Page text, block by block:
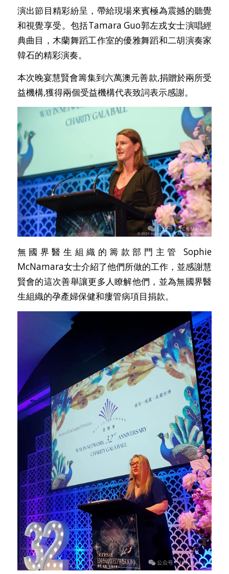
演出節目精彩紛呈，帶給現場來賓極為震撼的聽覺
和視覺享受。包括Tamara Guo郭左戎女士演唱經
典曲目，木蘭舞蹈工作室的優雅舞蹈和二胡演奏家
韓石的精彩演奏。
本次晚宴慧賢會籌集到六萬澳元善款,捐贈於兩所受
益機構,獲得兩個受益機構代表致詞表示感謝。
無國界醫生組織的籌款部門主管 Sophie
McNamara女士介紹了他們所做的工作，並感謝慧
賢會的這次善舉讓更多人瞭解他們，並為無國界醫
生組織的孕產婦保健和瘻管病項目捐款。